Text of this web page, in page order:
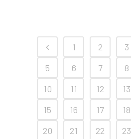
1 2 3
5
6 7 8
10
11 12 13
15
16 17 18
20
21 22 23